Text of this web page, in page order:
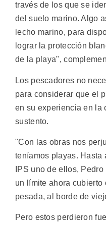
través de los que se
del suelo marino. Algo
lecho marino, para
lograr la protección
de la playa",
Los pescadores no
para considerar que el
en su experiencia en la
sustento.
"Con las obras nos
teníamos playas. Hasta
IPS uno de ellos,
un límite ahora cubierto
pesada, al borde de
Pero estos perdieron